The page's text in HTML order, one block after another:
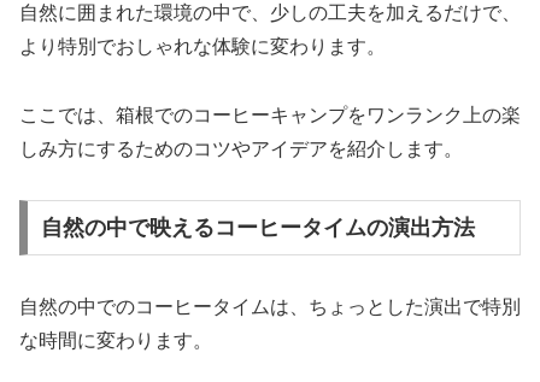
自然に囲まれた環境の中で、少しの工夫を加えるだけで、
より特別でおしゃれな体験に変わります。
ここでは、箱根でのコーヒーキャンプをワンランク上の楽
しみ方にするためのコツやアイデアを紹介します。
自然の中で映えるコーヒータイムの演出方法
自然の中でのコーヒータイムは、ちょっとした演出で特別
な時間に変わります。